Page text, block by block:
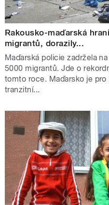
Rakousko-maďarská
migrantů, dorazily...
Maďarská policie zadržela
5000 migrantů. Jde o
tomto roce. Maďarsko je
tranzitní...